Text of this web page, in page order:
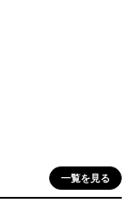
一覧を見る